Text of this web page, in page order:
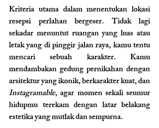
Kriteria utama dalam menentukan lokasi
resepsi perlahan bergeser. Tidak lagi
sekadar menuntut ruangan yang luas atau
letak yang di pinggir jalan raya, kamu tentu
mencari sebuah karakter. Kamu
mendambakan gedung pernikahan dengan
Instagramable, agar momen sekali seumur
hidupmu terekam dengan latar belakang
estetika yang mutlak dan sempurna.